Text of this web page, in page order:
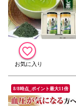
8/8時点_ポイント最大11倍